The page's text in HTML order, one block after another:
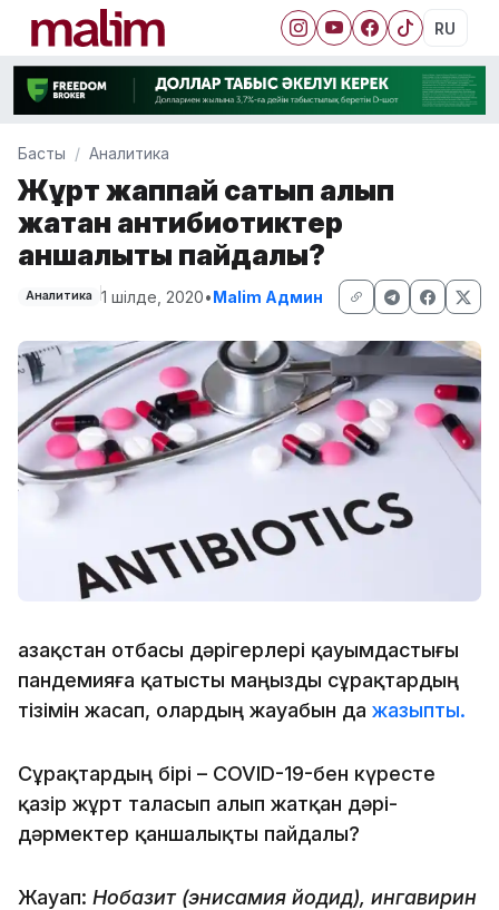
RU
Басты Аналитика
Жұрт жаппай сатып алып
жатқан антибиотиктер
қаншалықты пайдалы?
Аналитика 1 шілде, 2020•Malim Админ
Қазақстан отбасы дәрігерлері қауымдастығы
пандемияға қатысты маңызды сұрақтардың
тізімін жасап, олардың жауабын да жазыпты.
Сұрақтардың бірі – COVID-19-бен күресте
қазір жұрт таласып алып жатқан дәрі-
дәрмектер қаншалықты пайдалы?
Жауап: Нобазит (энисамия йодид), ингавирин